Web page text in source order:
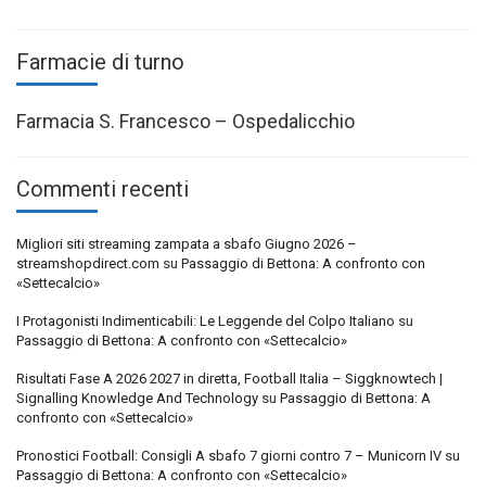
Farmacie di turno
Farmacia S. Francesco – Ospedalicchio
Commenti recenti
Migliori siti streaming zampata a sbafo Giugno 2026 –
streamshopdirect.com su Passaggio di Bettona: A confronto con
«Settecalcio»
I Protagonisti Indimenticabili: Le Leggende del Colpo Italiano su
Passaggio di Bettona: A confronto con «Settecalcio»
Risultati Fase A 2026 2027 in diretta, Football Italia – Siggknowtech |
Signalling Knowledge And Technology su Passaggio di Bettona: A
confronto con «Settecalcio»
Pronostici Football: Consigli A sbafo 7 giorni contro 7 – Municorn IV su
Passaggio di Bettona: A confronto con «Settecalcio»